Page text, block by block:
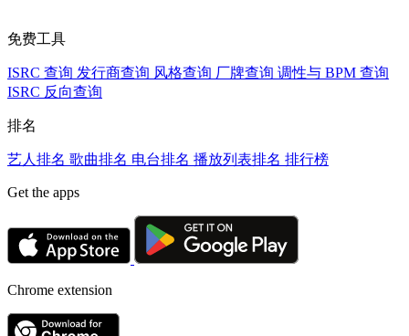
免费工具
ISRC 查询 发行商查询 风格查询 厂牌查询 调性与 BPM 查询
ISRC 反向查询
排名
艺人排名 歌曲排名 电台排名 播放列表排名 排行榜
Get the apps
Chrome extension